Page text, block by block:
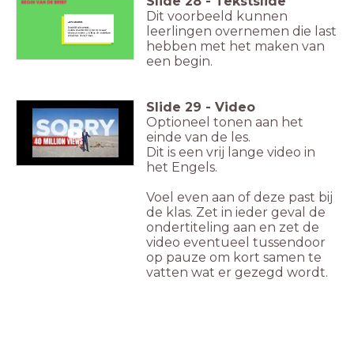
Dit voorbeeld kunnen
leerlingen overnemen die last
hebben met het maken van
een begin.
Slide 29 - Video
Optioneel tonen aan het
einde van de les.
Dit is een vrij lange video in
het Engels.
Voel even aan of deze past bij
de klas. Zet in ieder geval de
ondertiteling aan en zet de
video eventueel tussendoor
op pauze om kort samen te
vatten wat er gezegd wordt.